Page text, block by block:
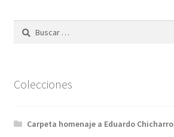
Buscar:
Colecciones
Carpeta homenaje a Eduardo Chicharro